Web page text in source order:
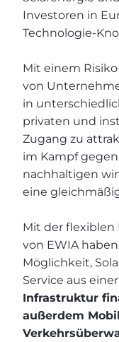
Investoren in
Technologie-
Mit einem
von
in
privaten und
Zugang zu
im Kampf
nachhaltigen
eine
Mit der flexiblen
von EWIA
Möglichkeit,
Service aus
Infrastruktur
außerdem